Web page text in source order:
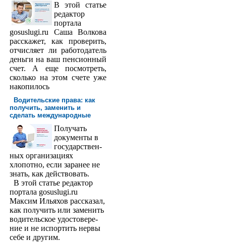
В этой статье
редактор
порта­ла
gosuslugi.ru Саша Волкова
расскажет, как проверить,
отчисляет ли работодатель
деньги на ваш пенсионный
счет. А еще посмотреть,
сколько на этом счете уже
накопилось
Водительские права: как
получить, заменить и
сделать международ­ные
Получать
доку­менты в
государствен­
ных организациях
хлопотно, если заранее не
знать, как действовать.
В этой статье редактор
портала gosuslugi.ru
Максим Ильяхов рассказал,
как получить или заменить
водительское удостовере­
ние и не испортить нервы
себе и другим.